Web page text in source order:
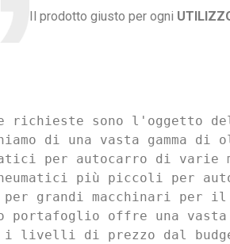
Il prodotto giusto per ogni
richieste sono l'oggetto
di una vasta gamma di
per autocarro di varie
più piccoli per
per grandi macchinari per
portafoglio offre una vasta
di prezzo dal budget